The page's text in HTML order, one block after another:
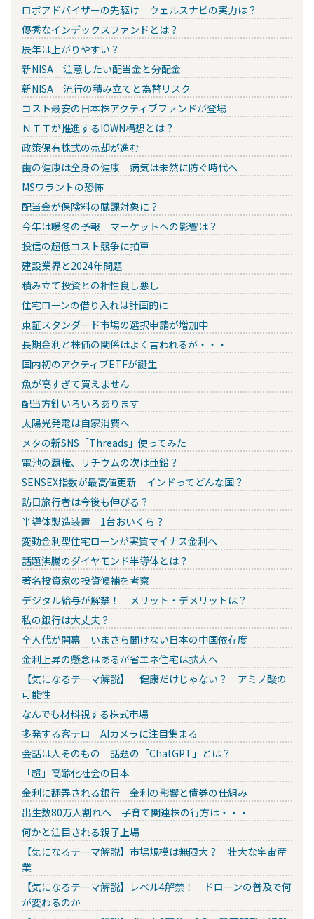
ロボアドバイザーの先駆け ウェルスナビの実力は？
優秀なインデックスファンドとは？
辰年は上がりやすい？
新NISA 注意したい配当金と分配金
新NISA 流行の積み立てと為替リスク
コスト最安の日本株アクティブファンドが登場
ＮＴＴが推進するIOWN構想とは？
政策保有株式の売却が進む
歯の健康は全身の健康 病気は未然に防ぐ時代へ
MSワラントの恐怖
配当金が保険料の賦課対象に？
今年は暖冬の予報 マーケットへの影響は？
投信の超低コスト競争に拍車
建設業界と2024年問題
積み立て投資との相性良し悪し
住宅ローンの借り入れは計画的に
東証スタンダード市場の選択申請が増加中
長期金利と株価の関係はよく言われるが・・・
国内初のアクティブETFが誕生
魚が高すぎて買えません
配当方針いろいろあります
太陽光発電は自家消費へ
メタの新SNS「Threads」使ってみた
電池の覇権、リチウムの次は亜鉛？
SENSEX指数が最高値更新 インドってどんな国？
訪日旅行者は今後も伸びる？
半導体製造装置 1台おいくら？
変動金利型住宅ローンが実質マイナス金利へ
話題沸騰のダイヤモンド半導体とは？
著名投資家の投資候補を考察
デジタル給与が解禁！ メリット・デメリットは？
私の銀行は大丈夫？
全人代が開幕 いまさら聞けない日本の中国依存度
金利上昇の懸念はあるが省エネ住宅は拡大へ
【気になるテーマ解説】 健康だけじゃない？ アミノ酸の
可能性
なんでも材料視する株式市場
多発する客テロ AIカメラに注目集まる
会話は人そのもの 話題の「ChatGPT」とは？
「超」高齢化社会の日本
金利に翻弄される銀行 金利の影響と債券の仕組み
出生数80万人割れへ 子育て関連株の行方は・・・
何かと注目される親子上場
【気になるテーマ解説】市場規模は無限大？ 壮大な宇宙産
業
【気になるテーマ解説】レベル4解禁！ ドローンの普及で何
が変わるのか